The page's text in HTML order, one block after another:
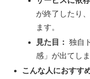
が終了したり
ます。
見た目： 独自
感」が出てし
こんな人におすす